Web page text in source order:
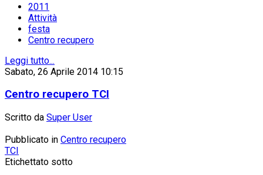
2011
Attività
festa
Centro recupero
Leggi tutto...
Sabato, 26 Aprile 2014 10:15
Centro recupero TCI
Scritto da Super User
Pubblicato in Centro recupero
TCI
Etichettato sotto